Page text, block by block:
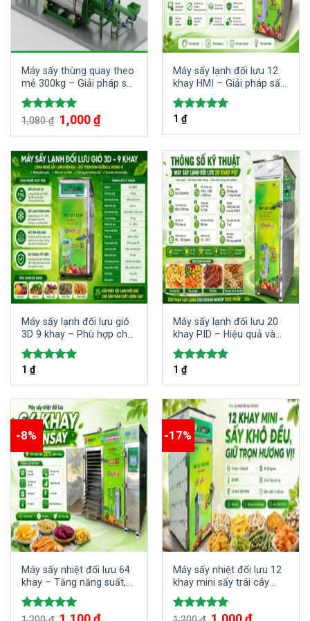
Máy sấy thùng quay theo
mẻ 300kg – Giải pháp sấy
nguyên liệu dạng bột, hạt
và vụn
Được xếp
5.00
1,080₫ Giá
gốc
là:
1,000₫Giá
hiện
tại
1,000 ₫.
Máy sấy lạnh đối lưu 12
khay HMI – Giải pháp sấy
khô bảo quản thực phẩm
hiệu quả, chất lượng
Được xếp
1 ₫
Máy sấy lạnh đối lưu gió
3D 9 khay – Phù hợp cho
các hộ kinh doanh gia
đình sấy đa dạng các loại
thực phẩm và nông sản
Được xếp
1 ₫
Máy sấy lạnh đối lưu 20
khay PID – Hiệu quả và
tiết kiệm điện năng trong
sấy khô thực phẩm
Được xếp
1 ₫
-8%
Máy sấy nhiệt đối lưu 64
khay – Tăng năng suất,
tiết kiệm chi phí vận hành
Được xếpGiá
Giá
-17%
Máy sấy nhiệt đối lưu 12
khay mini sấy trái cây
hoa quả dược liệu
Được xếpGiá
Giá